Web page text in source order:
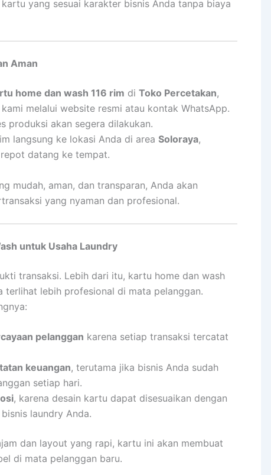
yang sesuai karakter bisnis Anda tanpa biaya
Aman
home dan wash 116 rim di Toko Percetakan,
melalui website resmi atau kontak WhatsApp.
produksi akan segera dilakukan.
langsung ke lokasi Anda di area Soloraya,
datang ke tempat.
mudah, aman, dan transparan, Anda akan
yang nyaman dan profesional.
untuk Usaha Laundry
transaksi. Lebih dari itu, kartu home dan wash
terlihat lebih profesional di mata pelanggan.
pelanggan karena setiap transaksi tercatat
keuangan, terutama jika bisnis Anda sudah
setiap hari.
, karena desain kartu dapat disesuaikan dengan
laundry Anda.
dan layout yang rapi, kartu ini akan membuat
di mata pelanggan baru.